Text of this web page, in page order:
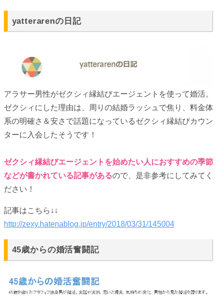
yatterarenの日記
アラサー男性がゼクシィ縁結びエージェントを使って婚活。
ゼクシィにした理由は、周りの結婚ラッシュで焦り、料金体
系の明確さ＆安さで話題になっているゼクシィ縁結びカウン
ターに入会したそうです！
ゼクシィ縁結びエージェントを始めたい人におすすめの季節
などが書かれている記事があるので、是非参考にしてみてく
ださい！
記事はこちら↓↓
http://zexy.hatenablog.jp/entry/2018/03/31/145004
45歳からの婚活奮闘記